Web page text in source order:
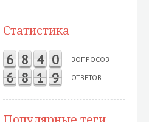
Статистика
6 8 4 0 ВОПРОСОВ
6 8 1 9 ОТВЕТОВ